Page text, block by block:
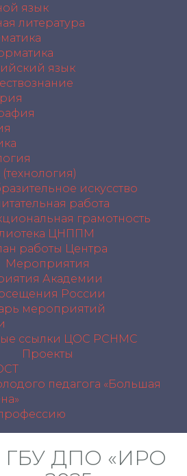
язык
литература
язык
искусство
работа
грамотность
ЦНППМ
работы Центра
Мероприятия
Академии
России
мероприятий
ссылки ЦОС РСНМС
Проекты
педагога «Большая
ДПО «ИРО